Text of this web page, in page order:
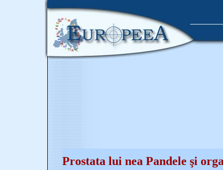
Prostata lui nea Pandele şi